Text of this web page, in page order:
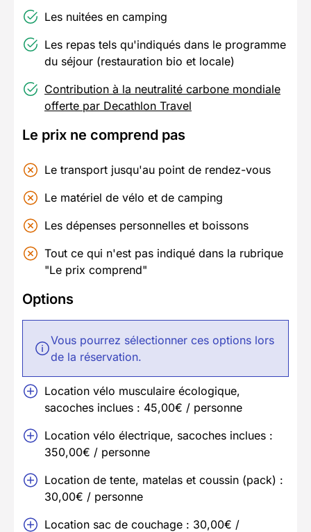
Les nuitées en camping
Les repas tels qu'indiqués dans le programme
du séjour (restauration bio et locale)
Contribution à la neutralité carbone mondiale
offerte par Decathlon Travel
Le prix ne comprend pas
Le transport jusqu'au point de rendez-vous
Le matériel de vélo et de camping
Les dépenses personnelles et boissons
Tout ce qui n'est pas indiqué dans la rubrique
"Le prix comprend"
Options
Vous pourrez sélectionner ces options lors
de la réservation.
Location vélo musculaire écologique,
sacoches inclues : 45,00€ / personne
Location vélo électrique, sacoches inclues :
350,00€ / personne
Location de tente, matelas et coussin (pack) :
30,00€ / personne
Location sac de couchage : 30,00€ /